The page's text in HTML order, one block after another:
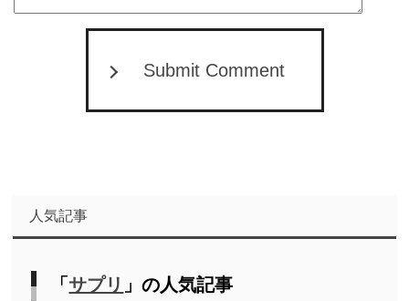
Submit Comment
人気記事
「サプリ 」の人気記事